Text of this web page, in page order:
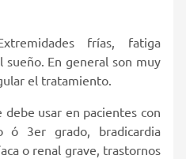
frías, fatiga
sueño. En general son muy
el tratamiento.
debe usar en pacientes con
ó 3er grado, bradicardia
o renal grave, trastornos